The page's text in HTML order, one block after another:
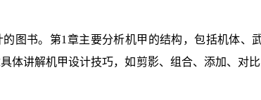
书。第1章主要分析机甲的结构，包括机体、
体讲解机甲设计技巧，如剪影、组合、添加、对